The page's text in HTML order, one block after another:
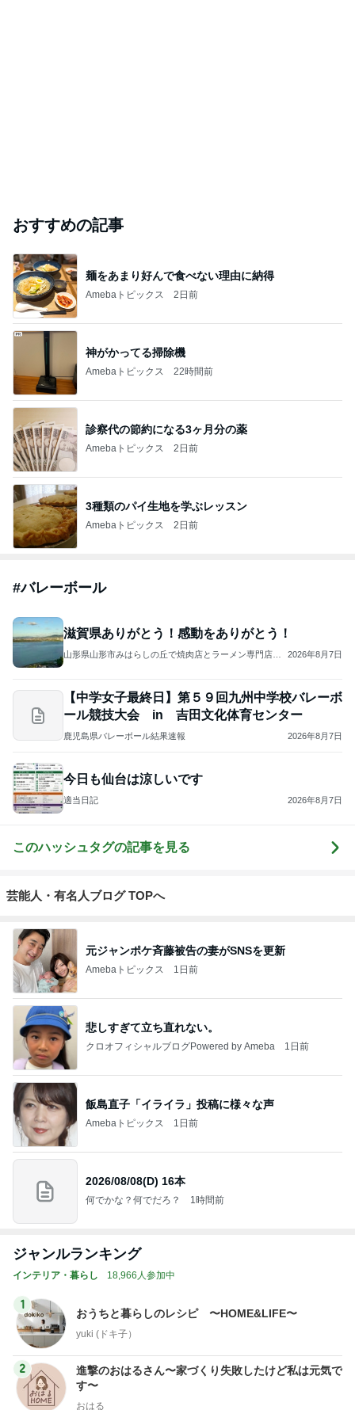
おすすめの記事
麺をあまり好んで食べない理由に納得
Amebaトピックス 2日前
神がかってる掃除機
Amebaトピックス 22時間前
診察代の節約になる3ヶ月分の薬
Amebaトピックス 2日前
3種類のパイ生地を学ぶレッスン
Amebaトピックス 2日前
#バレーボール
滋賀県ありがとう！感動をありがとう！
山形県山形市みはらしの丘で焼肉店とラーメン専門店の2
2026年8月7日
【中学女子最終日】第５９回九州中学校バレーボ
ール競技大会 in 吉田文化体育センター
鹿児島県バレーボール結果速報 2026年8月7日
今日も仙台は涼しいです
適当日記 2026年8月7日
このハッシュタグの記事を見る
芸能人・有名人ブログ TOPへ
元ジャンポケ斉藤被告の妻がSNSを更新
Amebaトピックス 1日前
悲しすぎて立ち直れない。
クロオフィシャルブログPowered by Ameba 1日前
飯島直子「イライラ」投稿に様々な声
Amebaトピックス 1日前
2026/08/08(D) 16本
何でかな？何でだろ？ 1時間前
ジャンルランキング
インテリア・暮らし 18,966人参加中
1
おうちと暮らしのレシピ 〜HOME&LIFE〜
yuki (ドキ子）
2
進撃のおはるさん〜家づくり失敗したけど私は元気で
す〜
おはる